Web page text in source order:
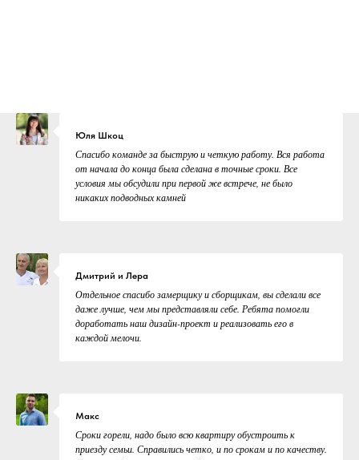
Юля Шкоц
Спасибо команде за быструю и четкую работу. Вся работа
от начала до конца была сделана в точные сроки. Все
условия мы обсудили при первой же встрече, не было
никаких подводных камней
Дмитрий и Лера
Отдельное спасибо замерщику и сборщикам, вы сделали все
даже лучше, чем мы представляли себе. Ребята помогли
доработать наш дизайн-проект и реализовать его в
каждой мелочи.
Макс
Сроки горели, надо было всю квартиру обустроить к
приезду семьи. Справились четко, и по срокам и по качеству.